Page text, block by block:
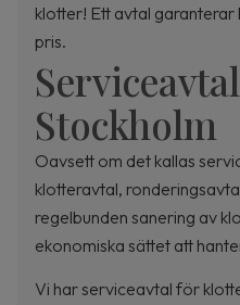
klotter! Ett avtal
pris.
Stockholm
Oavsett om det kallas
klotteravtal,
regelbunden sanering av
ekonomiska sättet att
Vi har serviceavtal för